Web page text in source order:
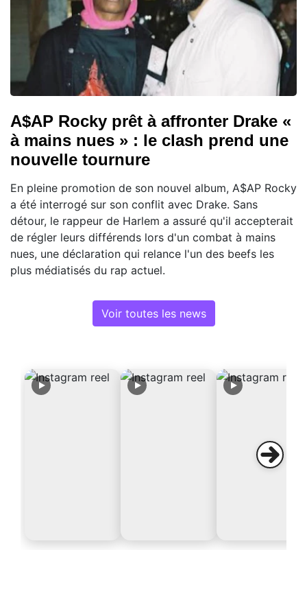
A$AP Rocky prêt à affronter Drake «
à mains nues » : le clash prend une
nouvelle tournure
En pleine promotion de son nouvel album, A$AP Rocky
a été interrogé sur son conflit avec Drake. Sans
détour, le rappeur de Harlem a assuré qu'il accepterait
de régler leurs différends lors d'un combat à mains
nues, une déclaration qui relance l'un des beefs les
plus médiatisés du rap actuel.
Voir toutes les news